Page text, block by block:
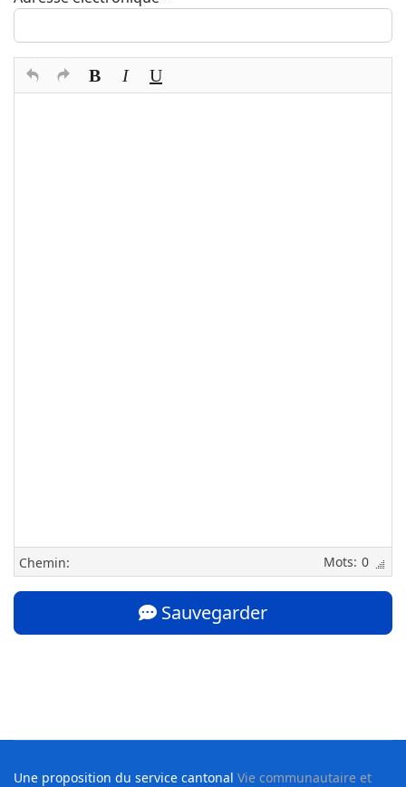
Texte du commentaire
Chemin: 0
Sauvegarder
Une proposition du service cantonal Vie communautaire et